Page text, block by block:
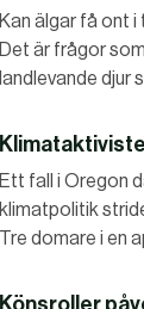
Kan älgar få ont i
Det är frågor
landlevande djur
Ett fall i Oregon
klimatpolitik
Tre domare i en